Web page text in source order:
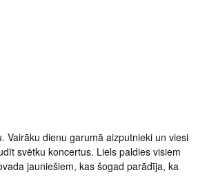
Vairāku dienu garumā aizputnieki un viesi
svētku koncertus. Liels paldies visiem
jauniešiem, kas šogad parādīja, ka